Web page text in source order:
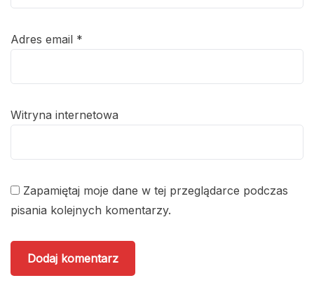
Adres email *
Witryna internetowa
Zapamiętaj moje dane w tej przeglądarce podczas
pisania kolejnych komentarzy.